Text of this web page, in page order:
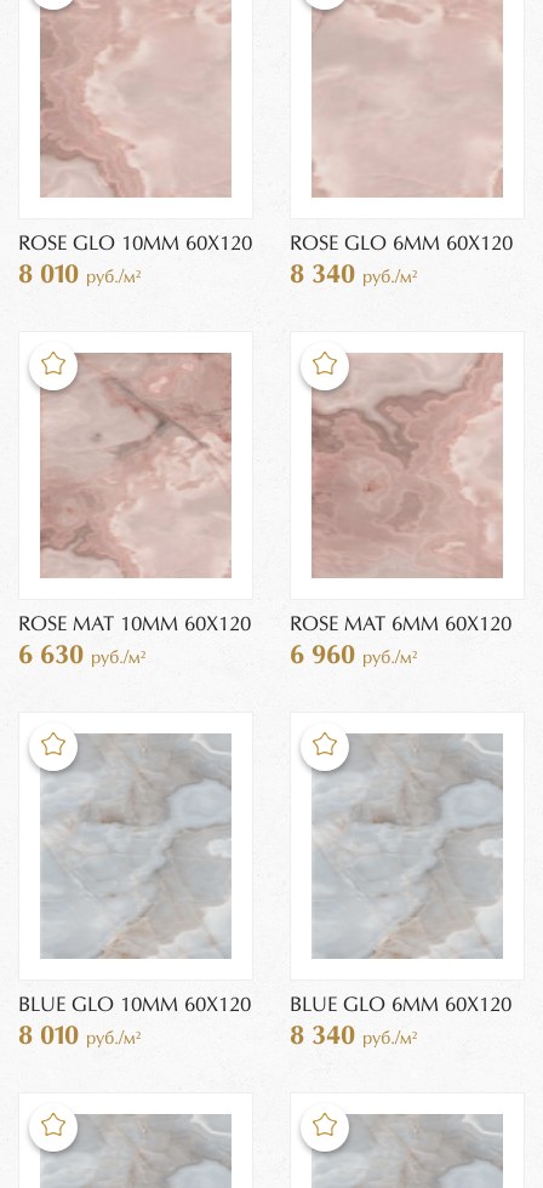
ROSE GLO 10MM 60X120
8 010 руб./м²
ROSE GLO 6MM 60X120
8 340 руб./м²
ROSE MAT 10MM 60X120
6 630 руб./м²
ROSE MAT 6MM 60X120
6 960 руб./м²
BLUE GLO 10MM 60X120
8 010 руб./м²
BLUE GLO 6MM 60X120
8 340 руб./м²